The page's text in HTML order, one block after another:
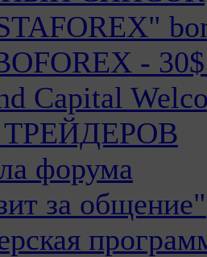
-
Capital
форума
за общение"